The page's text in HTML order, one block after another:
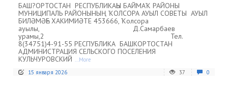
БАШ?ОРТОСТАН РЕСПУБЛИКАҺЫ БАЙМАҠ РАЙОНЫ
МУНИЦИПАЛЬ РАЙОНЫНЫҢ ҠОЛСОРА АУЫЛ СОВЕТЫ АУЫЛ
БИЛӘМӘҺЕ ХАКИМИӘТЕ 453666, Ҡолсора
ауылы, Д.Самарбаев
урамы,2 Тел.
8(34751)4-91-55 РЕСПУБЛИКА БАШКОРТОСТАН
АДМИНИСТРАЦИЯ СЕЛЬСКОГО ПОСЕЛЕНИЯ
КУЛЬЧУРОВСКИЙ ...More
15 января 2026
37 0